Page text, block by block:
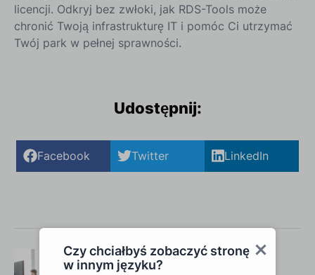
Czy chciałbyś zobaczyć stronę
w innym języku?
licencji. Odkryj bez zwłoki, jak RDS-Tools może
chronić Twoją infrastrukturę IT i pomóc Ci utrzymać
Twój park w pełnej sprawności.
Udostępnij:
Facebook Twitter LinkedIn
Twój zespół RDS Tools